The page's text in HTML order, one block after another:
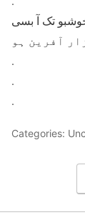
تک آ بسی
آفرین ہو
.
.
.
Categories: